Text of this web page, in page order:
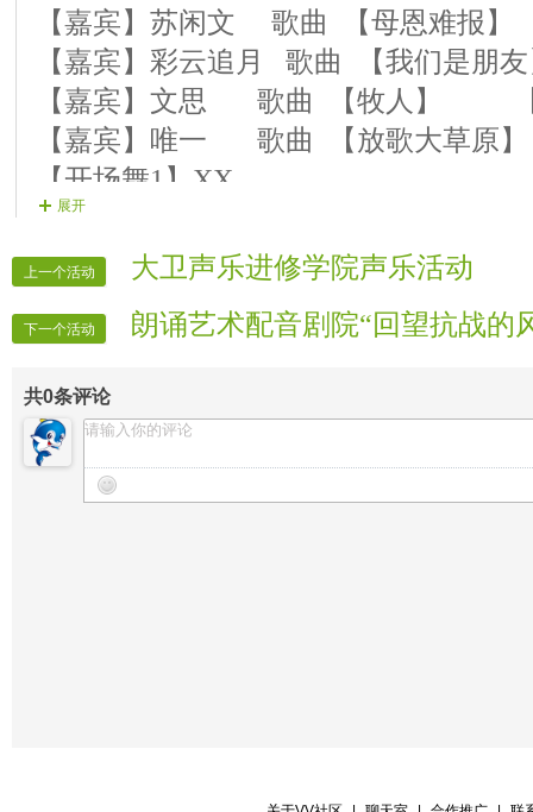
【嘉宾】苏闲文 歌曲 【母恩难报
【嘉宾】彩云追月 歌曲 【我们是朋
【嘉宾】文思 歌曲 【牧人】 【
【嘉宾】唯一 歌曲 【放歌大草原】
【开场舞1】XX
【开场舞2】XX
【开场舞3】XX
【01号演员】瓜瓜 歌曲 【好日子】
【02号演员】妩媚 歌曲 【云朵上的
【02号伴舞】XX
【03号演员】彩君 歌曲 【暗香】
【03号伴舞】如斯
展开
上一个活动 大卫声乐进修学院声乐活动
下一个活动 朗诵艺术配音剧院“回望抗战的
共0条评论